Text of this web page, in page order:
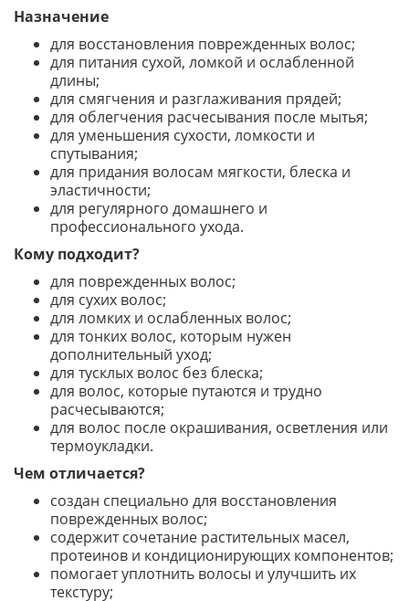
Назначение
для восстановления поврежденных волос;
для питания сухой, ломкой и ослабленной
длины;
для смягчения и разглаживания прядей;
для облегчения расчесывания после мытья;
для уменьшения сухости, ломкости и
спутывания;
для придания волосам мягкости, блеска и
эластичности;
для регулярного домашнего и
профессионального ухода.
Кому подходит?
для поврежденных волос;
для сухих волос;
для ломких и ослабленных волос;
для тонких волос, которым нужен
дополнительный уход;
для тусклых волос без блеска;
для волос, которые путаются и трудно
расчесываются;
для волос после окрашивания, осветления или
термоукладки.
Чем отличается?
создан специально для восстановления
поврежденных волос;
содержит сочетание растительных масел,
протеинов и кондиционирующих компонентов;
помогает уплотнить волосы и улучшить их
текстуру;